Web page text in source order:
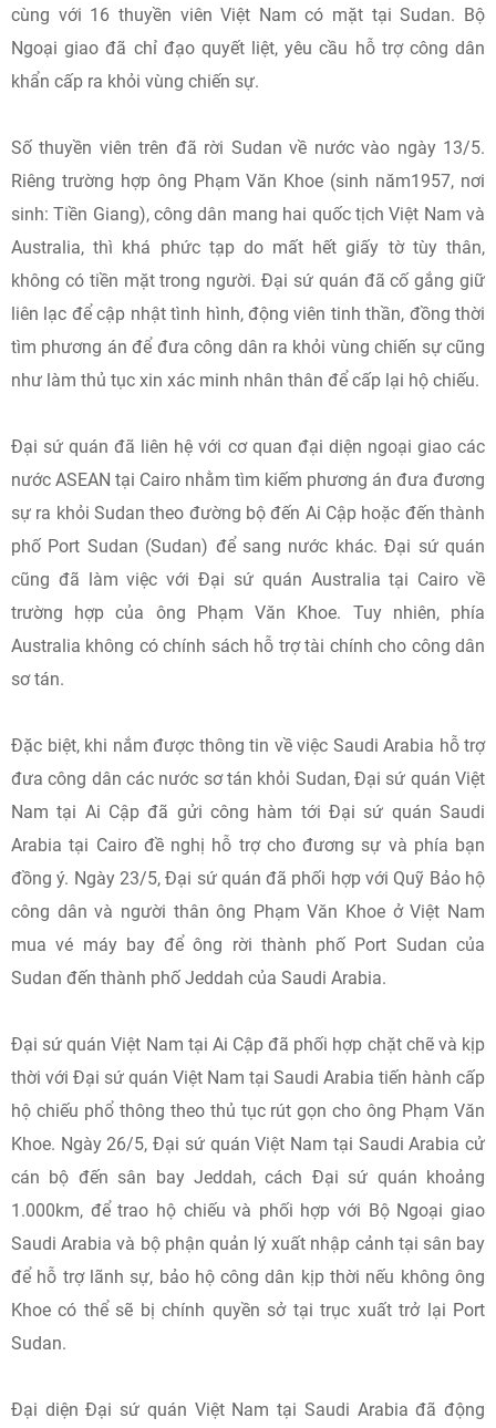
cùng với 16 thuyền viên Việt Nam có mặt tại Sudan. Bộ
Ngoại giao đã chỉ đạo quyết liệt, yêu cầu hỗ trợ công dân
khẩn cấp ra khỏi vùng chiến sự.
Số thuyền viên trên đã rời Sudan về nước vào ngày 13/5.
Riêng trường hợp ông Phạm Văn Khoe (sinh năm1957, nơi
sinh: Tiền Giang), công dân mang hai quốc tịch Việt Nam và
Australia, thì khá phức tạp do mất hết giấy tờ tùy thân,
không có tiền mặt trong người. Đại sứ quán đã cố gắng giữ
liên lạc để cập nhật tình hình, động viên tinh thần, đồng thời
tìm phương án để đưa công dân ra khỏi vùng chiến sự cũng
như làm thủ tục xin xác minh nhân thân để cấp lại hộ chiếu.
Đại sứ quán đã liên hệ với cơ quan đại diện ngoại giao các
nước ASEAN tại Cairo nhằm tìm kiếm phương án đưa đương
sự ra khỏi Sudan theo đường bộ đến Ai Cập hoặc đến thành
phố Port Sudan (Sudan) để sang nước khác. Đại sứ quán
cũng đã làm việc với Đại sứ quán Australia tại Cairo về
trường hợp của ông Phạm Văn Khoe. Tuy nhiên, phía
Australia không có chính sách hỗ trợ tài chính cho công dân
sơ tán.
Đặc biệt, khi nắm được thông tin về việc Saudi Arabia hỗ trợ
đưa công dân các nước sơ tán khỏi Sudan, Đại sứ quán Việt
Nam tại Ai Cập đã gửi công hàm tới Đại sứ quán Saudi
Arabia tại Cairo đề nghị hỗ trợ cho đương sự và phía bạn
đồng ý. Ngày 23/5, Đại sứ quán đã phối hợp với Quỹ Bảo hộ
công dân và người thân ông Phạm Văn Khoe ở Việt Nam
mua vé máy bay để ông rời thành phố Port Sudan của
Sudan đến thành phố Jeddah của Saudi Arabia.
Đại sứ quán Việt Nam tại Ai Cập đã phối hợp chặt chẽ và kịp
thời với Đại sứ quán Việt Nam tại Saudi Arabia tiến hành cấp
hộ chiếu phổ thông theo thủ tục rút gọn cho ông Phạm Văn
Khoe. Ngày 26/5, Đại sứ quán Việt Nam tại Saudi Arabia cử
cán bộ đến sân bay Jeddah, cách Đại sứ quán khoảng
1.000km, để trao hộ chiếu và phối hợp với Bộ Ngoại giao
Saudi Arabia và bộ phận quản lý xuất nhập cảnh tại sân bay
để hỗ trợ lãnh sự, bảo hộ công dân kịp thời nếu không ông
Khoe có thể sẽ bị chính quyền sở tại trục xuất trở lại Port
Sudan.
Đại diện Đại sứ quán Việt Nam tại Saudi Arabia đã động